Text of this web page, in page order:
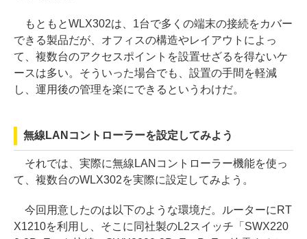
もともとWLX302は、1台で多くの端末の接続をカバー
できる製品だが、オフィスの構造やレイアウトによっ
て、複数台のアクセスポイントを設置せざるを得ないケ
ースは多い。そういった場合でも、設置の手間を軽減
し、運用後の管理を楽にできるというわけだ。
無線LANコントローラーを設定してみよう
それでは、実際に無線LANコントローラー機能を使っ
て、複数台のWLX302を実際に設定してみよう。
今回用意したのは以下のような環境だ。ルーターにRT
X1210を利用し、そこに同社製のL2スイッチ「SWX220